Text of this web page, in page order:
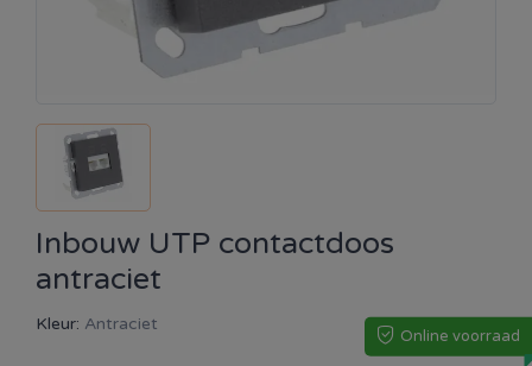
Inbouw UTP contactdoos
antraciet
Kleur: Antraciet
Online voorraad